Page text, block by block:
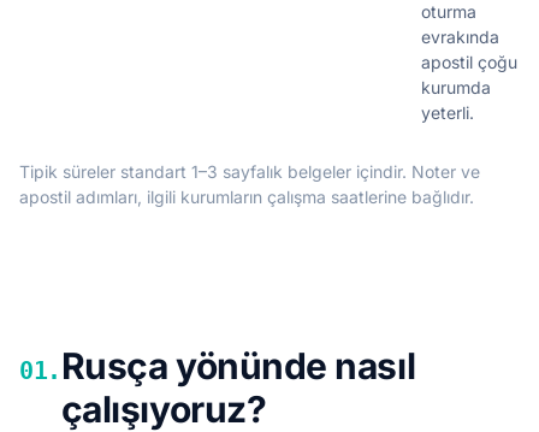
oturma
evrakında
apostil çoğu
kurumda
yeterli.
Tipik süreler standart 1–3 sayfalık belgeler içindir. Noter ve
apostil adımları, ilgili kurumların çalışma saatlerine bağlıdır.
01. Rusça yönünde nasıl
çalışıyoruz?